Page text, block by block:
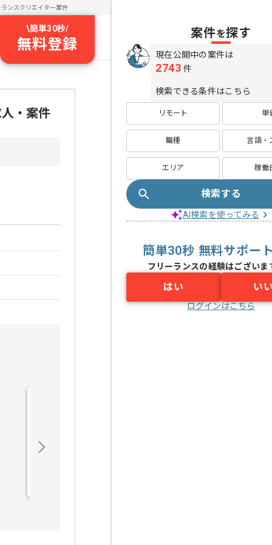
ランスクリエイター案件
\簡単30秒/
無料登録
・案件
案件を探す
現在公開中の案件は
2743 件
検索できる条件はこちら
リモート 単
職種 言語・
エリア 稼働
検索する
AI検索を使ってみる
簡単30秒 無料サポー
フリーランスの経験はございま
はい い
ログインはこちら